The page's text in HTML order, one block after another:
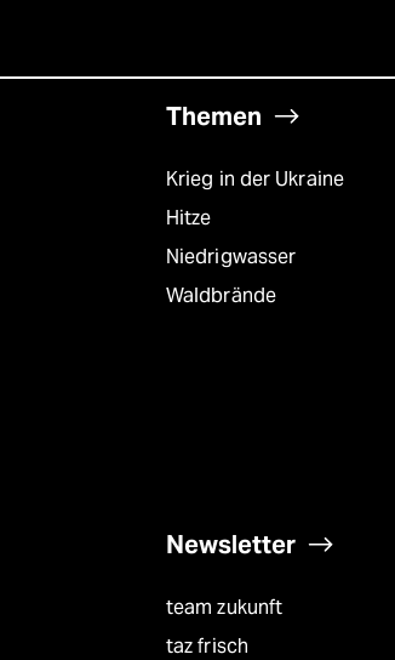
Themen
Krieg in der Ukraine
Hitze
Niedrigwasser
Waldbrände
Newsletter
team zukunft
taz frisch